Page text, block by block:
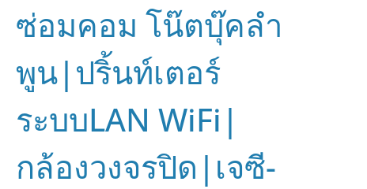
ซ่อมคอม โน๊ตบุ๊คลำ
พูน|ปริ้นท์เตอร์
ระบบLAN WiFi|
กล้องวงจรปิด|เจซี-